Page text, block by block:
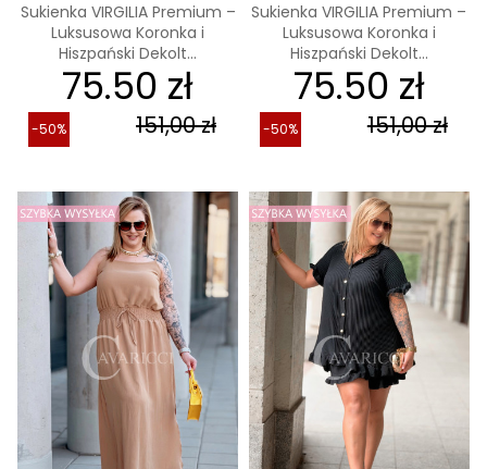
Sukienka VIRGILIA Premium –
Luksusowa Koronka i
Hiszpański Dekolt...
75.50 zł
151,00 zł
-50%
Sukienka VIRGILIA Premium –
Luksusowa Koronka i
Hiszpański Dekolt...
75.50 zł
151,00 zł
-50%